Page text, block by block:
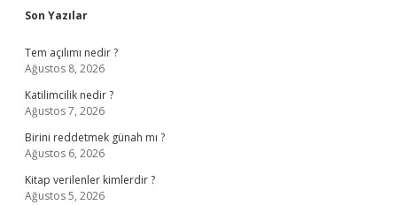
Sidebar
Son Yazılar
Tem açılımı nedir ?
Ağustos 8, 2026
Katilimcilik nedir ?
Ağustos 7, 2026
Birini reddetmek günah mı ?
Ağustos 6, 2026
Kitap verilenler kimlerdir ?
Ağustos 5, 2026